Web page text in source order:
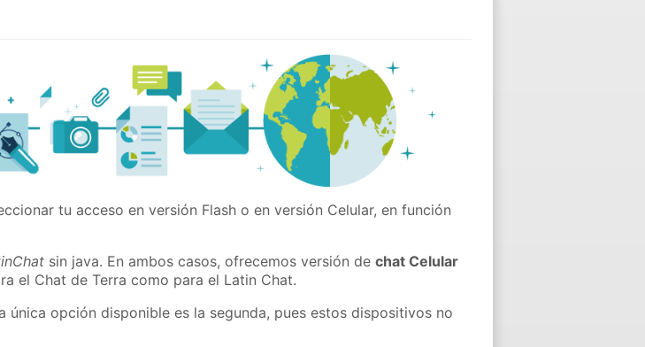
tu acceso en versión Flash o en versión Celular, en función
sin java. En ambos casos, ofrecemos versión dechat Celular
el Chat de Terra como para el Latin Chat.
única opción disponible es la segunda, pues estos dispositivos no